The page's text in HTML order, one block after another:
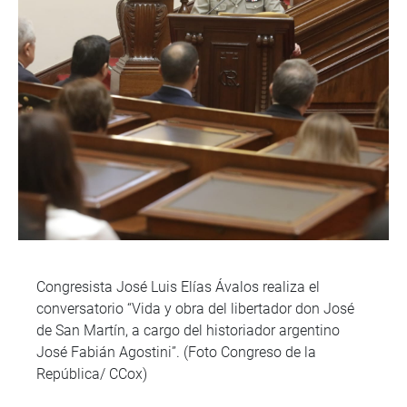
Congresista José Luis Elías Ávalos realiza el
conversatorio “Vida y obra del libertador don José
de San Martín, a cargo del historiador argentino
José Fabián Agostini”. (Foto Congreso de la
República/ CCox)